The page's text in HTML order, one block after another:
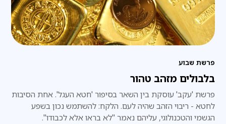
פרשת שבוע
בלבולים מזהב טהור
פרשת 'עקב' עוסקת בין השאר בסיפור 'חטא העגל'. אחת הסיבות
לחטא - ריבוי הזהב שהיה לעם. הלקח: להשתמש נכון בשפע
הגשמי והטכנולוגי, עליהם נאמר "לא בראו אלא לכבודו".